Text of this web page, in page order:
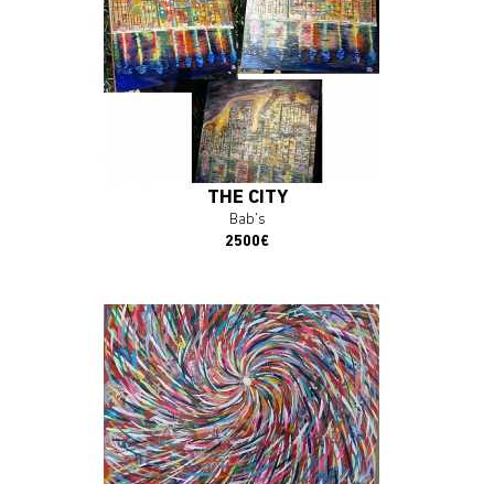
THE CITY
Bab's
2500€
En savoir plus
J'ACHÈTE L'OEUVRE
En savoir plus
J'ACHÈTE L'OEUVRE